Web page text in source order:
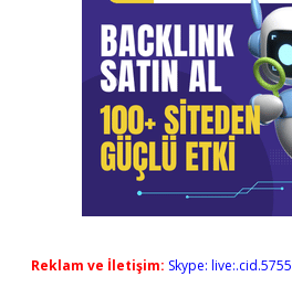
Reklam ve İletişim: Skype: